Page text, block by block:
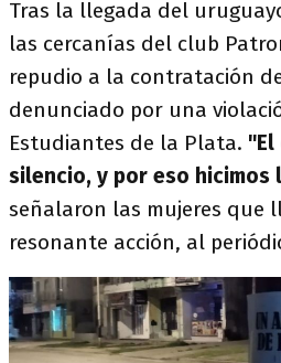
Tras la llegada del
las cercanías del club
repudio a la contratación
denunciado por una
Estudiantes de la Plata. "El
silencio, y por eso hicimos
señalaron las mujeres que
resonante acción, al